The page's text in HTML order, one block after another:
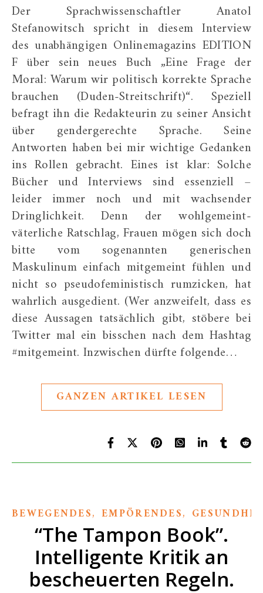
Der Sprachwissenschaftler Anatol
Stefanowitsch spricht in diesem Interview
des unabhängigen Onlinemagazins EDITION
F über sein neues Buch „Eine Frage der
Moral: Warum wir politisch korrekte Sprache
brauchen (Duden-Streitschrift)“. Speziell
befragt ihn die Redakteurin zu seiner Ansicht
über gendergerechte Sprache. Seine
Antworten haben bei mir wichtige Gedanken
ins Rollen gebracht. Eines ist klar: Solche
Bücher und Interviews sind essenziell –
leider immer noch und mit wachsender
Dringlichkeit. Denn der wohlgemeint-
väterliche Ratschlag, Frauen mögen sich doch
bitte vom sogenannten generischen
Maskulinum einfach mitgemeint fühlen und
nicht so pseudofeministisch rumzicken, hat
wahrlich ausgedient. (Wer anzweifelt, dass es
diese Aussagen tatsächlich gibt, stöbere bei
Twitter mal ein bisschen nach dem Hashtag
#mitgemeint. Inzwischen dürfte folgende…
GANZEN ARTIKEL LESEN
BEWEGENDES, EMPÖRENDES,
“The Tampon Book”.
Intelligente Kritik an
bescheuerten Regeln.